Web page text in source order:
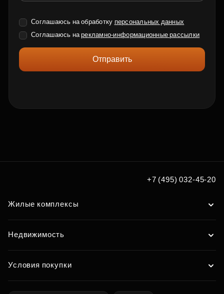
Соглашаюсь на обработку персональных данных
Соглашаюсь нарекламно-информационные рассылки
Отправить
+7 (495) 032-45-20
Жилые комплексы
Недвижимость
Условия покупки